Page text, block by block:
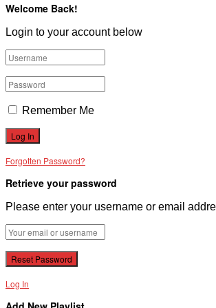
Welcome Back!
Login to your account below
Remember Me
Forgotten Password?
Retrieve your password
Please enter your username or email
Log In